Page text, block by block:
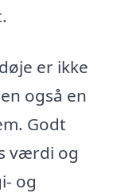
er ikke
også en
Godt
værdi og
og